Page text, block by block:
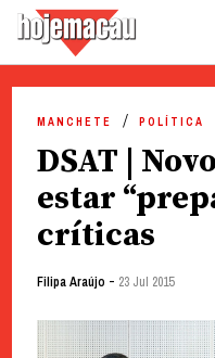
content
MANCHETE POLÍTICA
DSAT |
estar
críticas
Filipa Araújo - 23 Jul 2015